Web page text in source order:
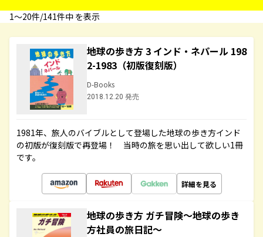
1〜20件/141件中 を表示
地球の歩き方 3 インド・ネパール 198
2-1983（初版復刻版）
D-Books
2018.12.20 発売
1981年、旅人のバイブルとして登場した地球の歩き方インド
の初版が復刻版で再登場！ 当時の旅を思い出して欲しい1冊
です。
詳細を見る
地球の歩き方 ガチ冒険～地球の歩き
方社員の旅日記～